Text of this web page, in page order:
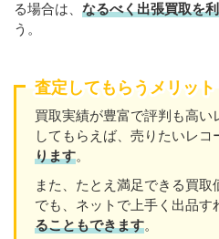
る場合は、 なるべく出張買取を
う。
査定してもらうメリット
買取実績が豊富で評判も高い
してもらえば、売りたいレコ
ります。
また、たとえ満足できる買
でも、ネットで上手く出品す
ることもできます。